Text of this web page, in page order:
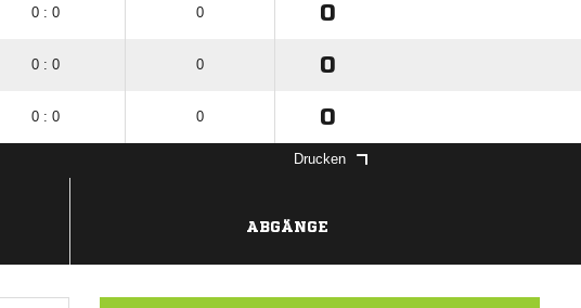
0 : 0 0 0
0 : 0 0 0
0 : 0 0 0
Drucken
ABGÄNGE